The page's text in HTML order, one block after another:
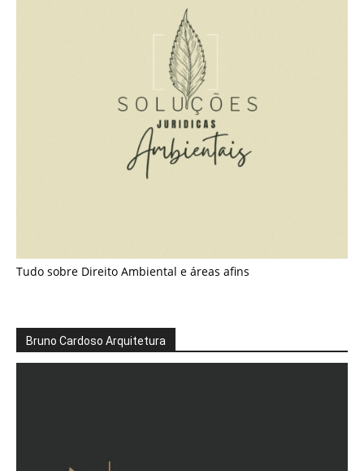
Tudo sobre Direito Ambiental e áreas afins
Bruno Cardoso Arquitetura